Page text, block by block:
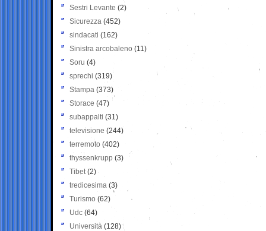
Sestri Levante (2)
Sicurezza (452)
sindacati (162)
Sinistra arcobaleno (11)
Soru (4)
sprechi (319)
Stampa (373)
Storace (47)
subappalti (31)
televisione(244)
terremoto (402)
thyssenkrupp (3)
Tibet(2)
tredicesima (3)
Turismo (62)
Udc (64)
Università (128)